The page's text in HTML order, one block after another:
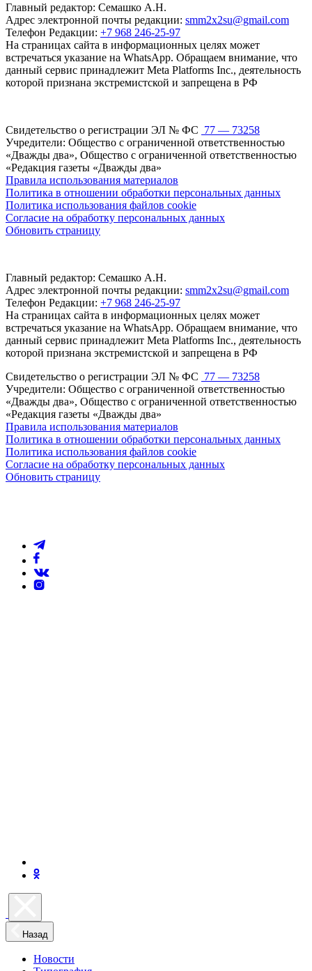
Главный редактор: Семашко А.Н.
Адрес электронной почты редакции: smm2x2su@gmail.com
Телефон Редакции: +7 968 246-25-97
На страницах сайта в информационных целях может
встречаться указание на WhatsApp. Обращаем внимание, что
данный сервис принадлежит Meta Platforms Inc., деятельность
которой признана экстремистской и запрещена в РФ
Свидетельство о регистрации ЭЛ № ФС 77 — 73258
Учредители: Общество с ограниченной ответственностью
«Дважды два», Общество с ограниченной ответственностью
«Редакция газеты «Дважды два»
Правила использования материалов
Политика в отношении обработки персональных данных
Политика использования файлов cookie
Согласие на обработку персональных данных
Обновить страницу
Главный редактор: Семашко А.Н.
Адрес электронной почты редакции: smm2x2su@gmail.com
Телефон Редакции: +7 968 246-25-97
На страницах сайта в информационных целях может
встречаться указание на WhatsApp. Обращаем внимание, что
данный сервис принадлежит Meta Platforms Inc., деятельность
которой признана экстремистской и запрещена в РФ
Свидетельство о регистрации ЭЛ № ФС 77 — 73258
Учредители: Общество с ограниченной ответственностью
«Дважды два», Общество с ограниченной ответственностью
«Редакция газеты «Дважды два»
Правила использования материалов
Политика в отношении обработки персональных данных
Политика использования файлов cookie
Согласие на обработку персональных данных
Обновить страницу
Назад
Новости